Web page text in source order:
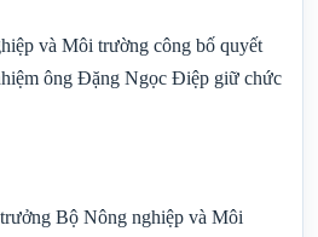
và Môi trường công bố quyết
ông Đặng Ngọc Điệp giữ chức
Bộ Nông nghiệp và Môi